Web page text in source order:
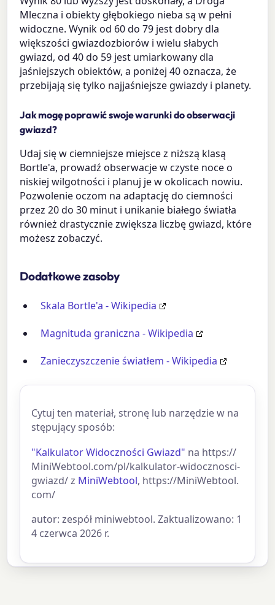
Mleczna i obiekty głębokiego nieba są w pełni
widoczne. Wynik od 60 do 79 jest dobry dla
większości gwiazdozbiorów i wielu słabych
gwiazd, od 40 do 59 jest umiarkowany dla
jaśniejszych obiektów, a poniżej 40 oznacza, że
przebijają się tylko najjaśniejsze gwiazdy i planety.
Jak mogę poprawić swoje warunki do obserwacji
gwiazd?
Udaj się w ciemniejsze miejsce z niższą klasą
Bortle'a, prowadź obserwacje w czyste noce o
niskiej wilgotności i planuj je w okolicach nowiu.
Pozwolenie oczom na adaptację do ciemności
przez 20 do 30 minut i unikanie białego światła
również drastycznie zwiększa liczbę gwiazd, które
możesz zobaczyć.
Dodatkowe zasoby
Skala Bortle'a - Wikipedia
Magnituda graniczna - Wikipedia
Zanieczyszczenie światłem - Wikipedia
Cytuj ten materiał, stronę lub narzędzie w na
stępujący sposób:
"Kalkulator Widoczności Gwiazd" na https://
MiniWebtool.com/pl/kalkulator-widocznosci-
gwiazd/ z MiniWebtool, https://MiniWebtool.
com/
autor: zespół miniwebtool. Zaktualizowano: 1
4 czerwca 2026 r.